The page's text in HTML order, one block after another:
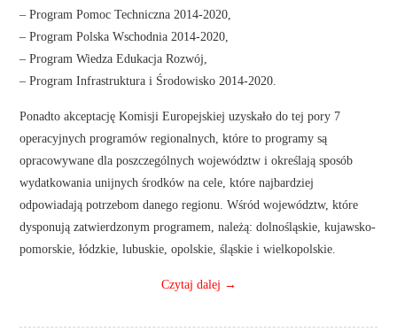
– Program Pomoc Techniczna 2014-2020,
– Program Polska Wschodnia 2014-2020,
– Program Wiedza Edukacja Rozwój,
– Program Infrastruktura i Środowisko 2014-2020.
Ponadto akceptację Komisji Europejskiej uzyskało do tej pory 7
operacyjnych programów regionalnych, które to programy są
opracowywane dla poszczególnych województw i określają sposób
wydatkowania unijnych środków na cele, które najbardziej
odpowiadają potrzebom danego regionu. Wśród województw, które
dysponują zatwierdzonym programem, należą: dolnośląskie, kujawsko-
pomorskie, łódzkie, lubuskie, opolskie, śląskie i wielkopolskie.
Czytaj dalej →